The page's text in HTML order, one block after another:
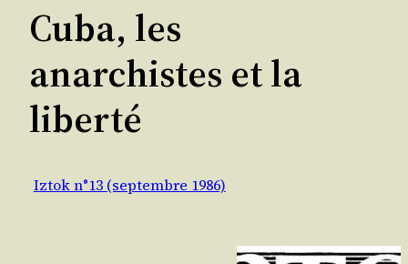
Cuba, les
anarchistes et la
liberté
Iztok n°13 (septembre 1986)